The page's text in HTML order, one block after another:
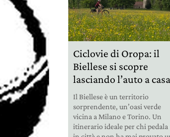
Ciclovie di Oropa: il
Biellese si scopre
lasciando l’auto a casa
Il Biellese è un territorio
sorprendente, un’oasi verde
vicina a Milano e Torino. Un
itinerario ideale per chi pedala